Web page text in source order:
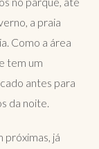
a praia
Como a área
tem um
antes para
da noite.
próximas, já